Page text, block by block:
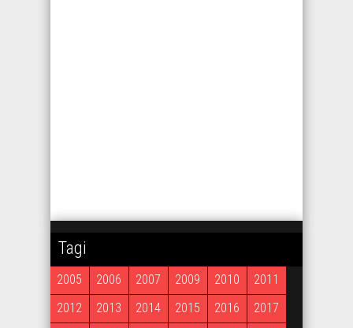
Tagi
2005 2006 2007 2009 2010
2011
2012
2013 2014 2015 2016
2017